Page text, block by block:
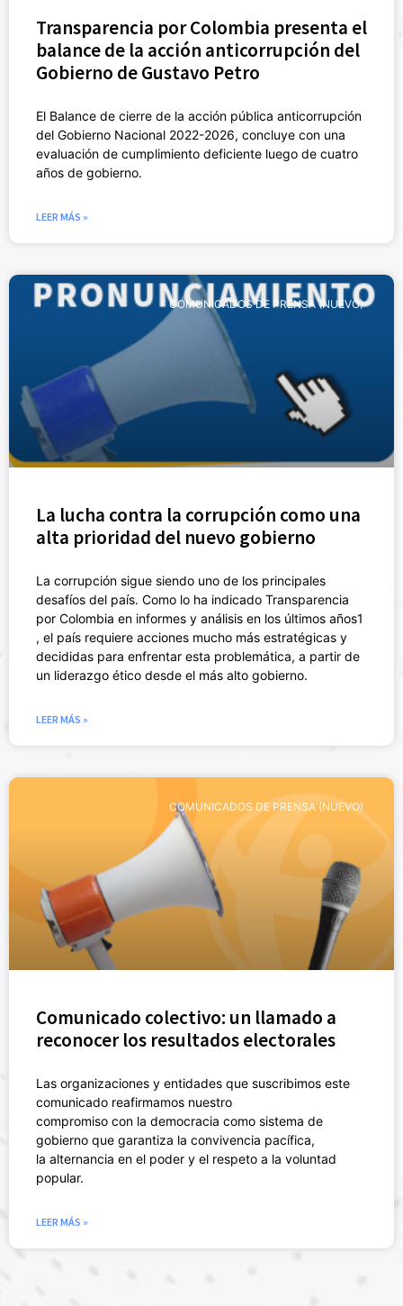
Transparencia por Colombia presenta el
balance de la acción anticorrupción del
Gobierno de Gustavo Petro
El Balance de cierre de la acción pública anticorrupción
del Gobierno Nacional 2022-2026, concluye con una
evaluación de cumplimiento deficiente luego de cuatro
años de gobierno.
LEER MÁS »
COMUNICADOS DE PRENSA (NUEVO)
La lucha contra la corrupción como una
alta prioridad del nuevo gobierno
La corrupción sigue siendo uno de los principales
desafíos del país. Como lo ha indicado Transparencia
por Colombia en informes y análisis en los últimos años1
, el país requiere acciones mucho más estratégicas y
decididas para enfrentar esta problemática, a partir de
un liderazgo ético desde el más alto gobierno.
LEER MÁS »
COMUNICADOS DE PRENSA (NUEVO)
Comunicado colectivo: un llamado a
reconocer los resultados electorales
Las organizaciones y entidades que suscribimos este
comunicado reafirmamos nuestro
compromiso con la democracia como sistema de
gobierno que garantiza la convivencia pacífica,
la alternancia en el poder y el respeto a la voluntad
popular.
LEER MÁS »